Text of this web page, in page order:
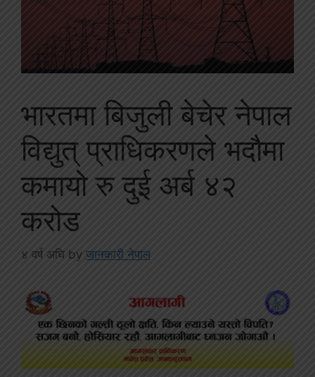
भारतमा बिजुली बेचेर नेपाल
विद्युत् प्राधिकरणले भदौमा
कमायो रु दुई अर्ब ४२
करोड
४ वर्ष अघि by जानकारी नेपाल